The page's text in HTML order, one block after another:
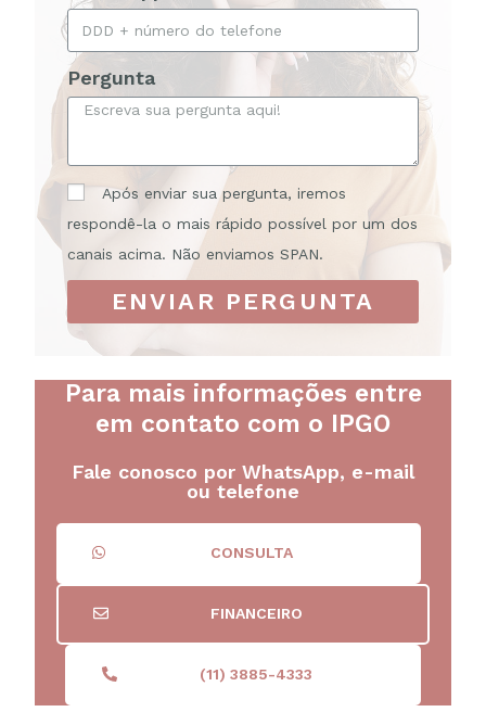
Pergunta
Após enviar sua pergunta, iremos
respondê-la o mais rápido possível por um dos
canais acima. Não enviamos SPAN.
ENVIAR PERGUNTA
Para mais informações entre
em contato com o IPGO
Fale conosco por WhatsApp, e-mail
ou telefone
CONSULTA
FINANCEIRO
(11) 3885-4333